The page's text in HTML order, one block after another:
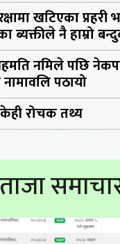
खटिएका
ब्यक्तीले नै हाम्रो
नमिले पछि
पठायो
रोचक तथ्य
ताजा